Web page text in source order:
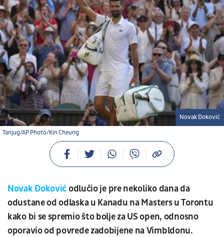
Tanjug/AP Photo/Kin Cheung
Novak Đoković
Novak Đokovićodlučio je pre nekoliko dana da
odustane od odlaska u Kanadu na Masters u Torontu
kako bi se spremio što bolje za US open, odnosno
oporavio od povrede zadobijene na Vimbldonu.